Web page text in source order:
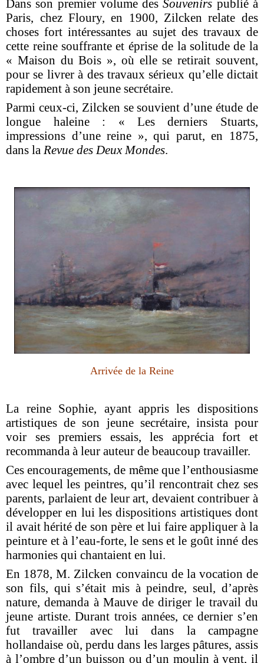
Dans son premier volume desSouvenirs publié à
Paris, chez Floury, en 1900, Zilcken relate des
choses fort intéressantes au sujet des travaux de
cette reine souffrante et éprise de la solitude de la
« Maison du Bois », où elle se retirait souvent,
pour se livrer à des travaux sérieux qu’elle dictait
rapidement à son jeune secrétaire.
Parmi ceux-ci, Zilcken se souvient d’une étude de
longue haleine : « Les derniers Stuarts,
impressions d’une reine », qui parut, en 1875,
dans la Revue des Deux Mondes.
Arrivée de la Reine
La reine Sophie, ayant appris les dispositions
artistiques de son jeune secrétaire, insista pour
voir ses premiers essais, les apprécia fort et
recommanda à leur auteur de beaucoup travailler.
Ces encouragements, de même que l’enthousiasme
avec lequel les peintres, qu’il rencontrait chez ses
parents, parlaient de leur art, devaient contribuer à
développer en lui les dispositions artistiques dont
il avait hérité de son père et lui faire appliquer à la
peinture et à l’eau-forte, le sens et le goût inné des
harmonies qui chantaient en lui.
En 1878, M. Zilcken convaincu de la vocation de
son fils, qui s’était mis à peindre, seul, d’après
nature, demanda à Mauve de diriger le travail du
jeune artiste. Durant trois années, ce dernier s’en
fut travailler avec lui dans la campagne
hollandaise où, perdu dans les larges pâtures, assis
à l’ombre d’un buisson ou d’un moulin à vent, il